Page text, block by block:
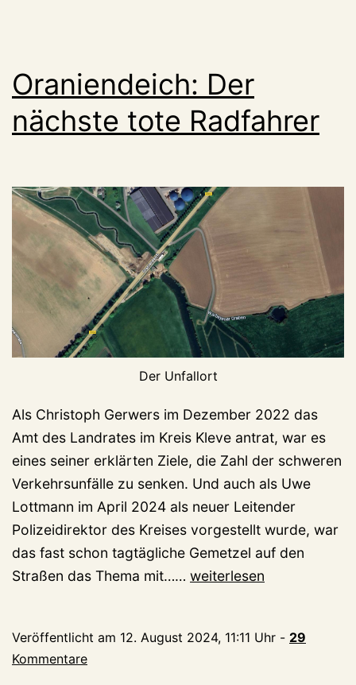
Oraniendeich: Der
nächste tote Radfahrer
Der Unfallort
Als Christoph Gerwers im Dezember 2022 das
Amt des Landrates im Kreis Kleve antrat, war es
eines seiner erklärten Ziele, die Zahl der schweren
Verkehrsunfälle zu senken. Und auch als Uwe
Lottmann im April 2024 als neuer Leitender
Polizeidirektor des Kreises vorgestellt wurde, war
das fast schon tagtägliche Gemetzel auf den
Straßen das Thema mit…… Oraniendeich:
tote
weiterlesen
Veröffentlicht am 12. August 2024, 11:11 Uhr - 29
Kommentare